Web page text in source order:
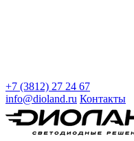
+7 (3812) 27 24 67
info@dioland.ru Контакты